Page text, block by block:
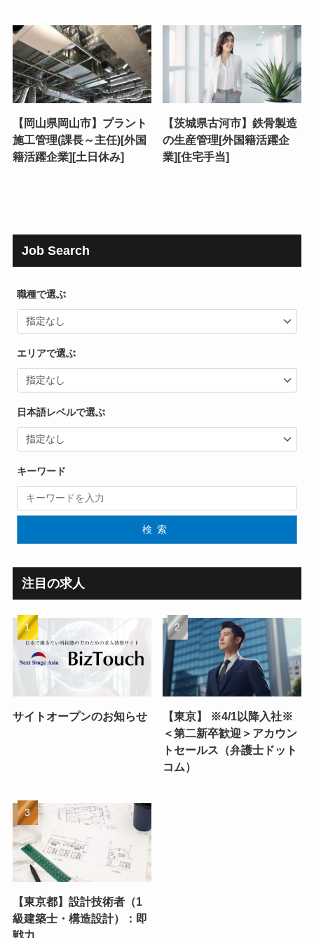
【岡山県岡山市】プラント
施工管理(課長～主任)[外国
籍活躍企業][土日休み]
【茨城県古河市】鉄骨製造
の生産管理[外国籍活躍企
業][住宅手当]
Job Search
職種で選ぶ
エリアで選ぶ
日本語レベルで選ぶ
キーワード
検索
注目の求人
サイトオープンのお知らせ
【東京】 ※4/1以降入社※
＜第二新卒歓迎＞アカウン
トセールス（弁護士ドット
コム）
【東京都】設計技術者（1
級建築士・構造設計）：即
戦力